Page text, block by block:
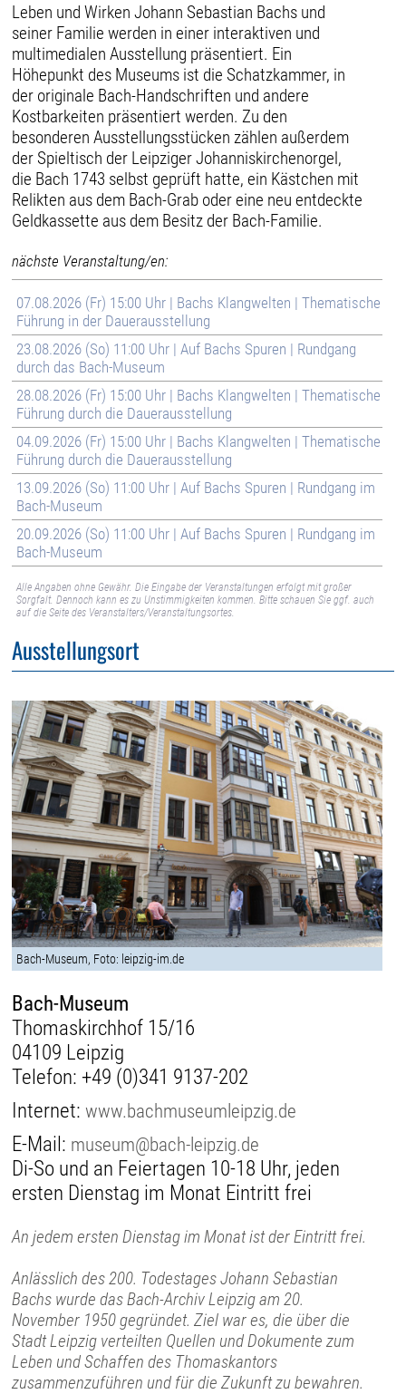
Leben und Wirken Johann Sebastian Bachs und
seiner Familie werden in einer interaktiven und
multimedialen Ausstellung präsentiert. Ein
Höhepunkt des Museums ist die Schatzkammer, in
der originale Bach-Handschriften und andere
Kostbarkeiten präsentiert werden. Zu den
besonderen Ausstellungsstücken zählen außerdem
der Spieltisch der Leipziger Johanniskirchenorgel,
die Bach 1743 selbst geprüft hatte, ein Kästchen mit
Relikten aus dem Bach-Grab oder eine neu entdeckte
Geldkassette aus dem Besitz der Bach-Familie.
nächste Veranstaltung/en:
07.08.2026 (Fr) 15:00 Uhr | Bachs Klangwelten | Thematische
Führung in der Dauerausstellung
23.08.2026 (So) 11:00 Uhr | Auf Bachs Spuren | Rundgang
durch das Bach-Museum
28.08.2026 (Fr) 15:00 Uhr | Bachs Klangwelten | Thematische
Führung durch die Dauerausstellung
04.09.2026 (Fr) 15:00 Uhr | Bachs Klangwelten | Thematische
Führung durch die Dauerausstellung
13.09.2026 (So) 11:00 Uhr | Auf Bachs Spuren | Rundgang im
Bach-Museum
20.09.2026 (So) 11:00 Uhr | Auf Bachs Spuren | Rundgang im
Bach-Museum
Alle Angaben ohne Gewähr. Die Eingabe der Veranstaltungen erfolgt mit großer
Sorgfalt. Dennoch kann es zu Unstimmigkeiten kommen. Bitte schauen Sie ggf. auch
auf die Seite des Veranstalters/Veranstaltungsortes.
Ausstellungsort
Bach-Museum, Foto: leipzig-im.de
Bach-Museum
Thomaskirchhof 15/16
04109 Leipzig
Telefon: +49 (0)341 9137-202
Internet:www.bachmuseumleipzig.de
E-Mail: museum@bach-leipzig.de
Di-So und an Feiertagen 10-18 Uhr, jeden
ersten Dienstag im Monat Eintritt frei
An jedem ersten Dienstag im Monat ist der Eintritt frei.
Anlässlich des 200. Todestages Johann Sebastian
Bachs wurde das Bach-Archiv Leipzig am 20.
November 1950 gegründet. Ziel war es, die über die
Stadt Leipzig verteilten Quellen und Dokumente zum
Leben und Schaffen des Thomaskantors
zusammenzuführen und für die Zukunft zu bewahren.